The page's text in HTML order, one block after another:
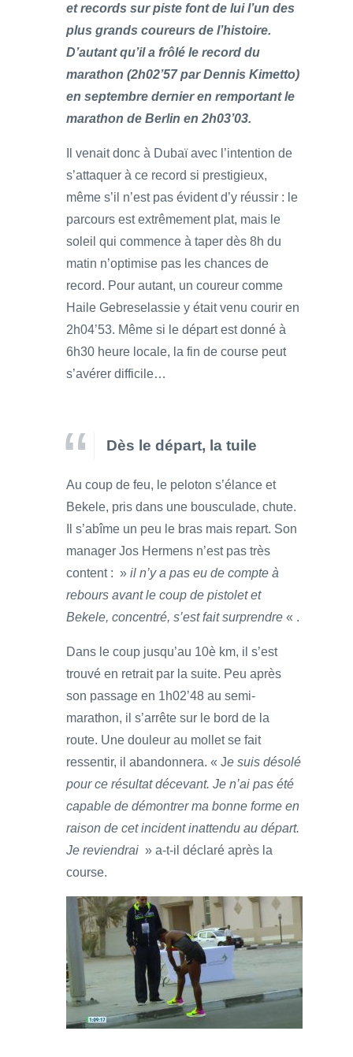
et records sur piste font de lui l’un des
plus grands coureurs de l’histoire.
D’autant qu’il a frôlé le record du
marathon (2h02’57 par Dennis Kimetto)
en septembre dernier en remportant le
marathon de Berlin en 2h03’03.
Il venait donc à Dubaï avec l’intention de
s’attaquer à ce record si prestigieux,
même s’il n’est pas évident d’y réussir : le
parcours est extrêmement plat, mais le
soleil qui commence à taper dès 8h du
matin n’optimise pas les chances de
record. Pour autant, un coureur comme
Haile Gebreselassie y était venu courir en
2h04’53. Même si le départ est donné à
6h30 heure locale, la fin de course peut
s’avérer difficile…
Dès le départ, la tuile
Au coup de feu, le peloton s’élance et
Bekele, pris dans une bousculade, chute.
Il s’abîme un peu le bras mais repart. Son
manager Jos Hermens n’est pas très
content : » il n’y a pas eu de compte à
rebours avant le coup de pistolet et
Bekele, concentré, s’est fait surprendre « .
Dans le coup jusqu’au 10è km, il s’est
trouvé en retrait par la suite. Peu après
son passage en 1h02’48 au semi-
marathon, il s’arrête sur le bord de la
route. Une douleur au mollet se fait
ressentir, il abandonnera. « Je suis désolé
pour ce résultat décevant. Je n’ai pas été
capable de démontrer ma bonne forme en
raison de cet incident inattendu au départ.
Je reviendrai » a-t-il déclaré après la
course.